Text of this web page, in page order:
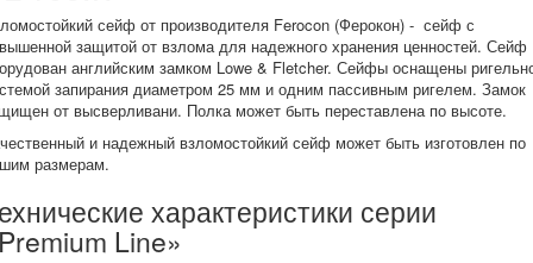
сейф от производителя Ferocon (Ферокон) - сейф с
защитой от взлома для надежного хранения ценностей. Сейф
английским замком Lowe & Fletcher. Сейфы оснащены
запирания диаметром 25 мм и одним пассивным ригелем. Замок
от высверливани. Полка может быть переставлена по высоте.
и надежный взломостойкий сейф может быть изготовлен по
размерам.
характеристики серии
Line»